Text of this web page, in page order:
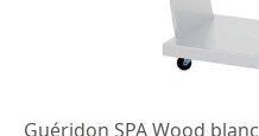
Guéridon SPA Wood blanc